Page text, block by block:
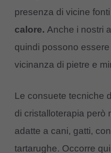
presenza di vicine
calore. Anche i nostri
quindi possono
vicinanza di pietre e
Le consuete tecniche
di cristalloterapia però
adatte a cani, gatti,
tartarughe. Occorre